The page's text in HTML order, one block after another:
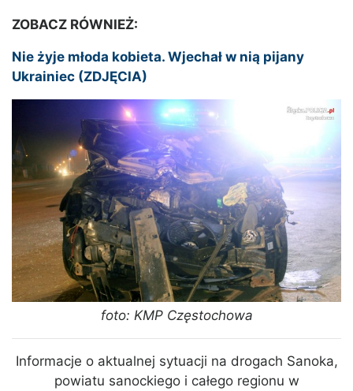
ZOBACZ RÓWNIEŻ:
Nie żyje młoda kobieta. Wjechał w nią pijany
Ukrainiec (ZDJĘCIA)
foto: KMP Częstochowa
Informacje o aktualnej sytuacji na drogach Sanoka,
powiatu sanockiego i całego regionu w